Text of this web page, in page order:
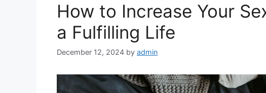
How to Increase Your
a Fulfilling Life
December 12, 2024 by admin